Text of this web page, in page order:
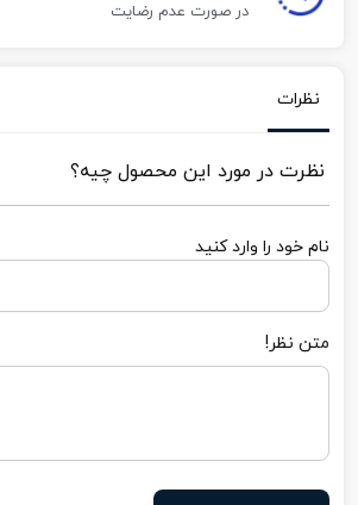
در صورت عدم رضایت
نظرات
نظرت در مورد این محصول چیه؟
نام خود را وارد کنید
متن نظر!